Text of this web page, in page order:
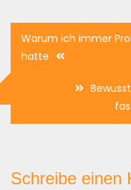
Warum ich immer
hatte
Schreibe einen